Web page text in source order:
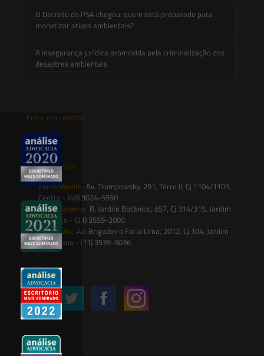
O Decreto do PSA chegou: quem está preparado para
monetizar ativos ambientais?
A insegurança jurídica promovida pela criminalização dos
desastres ambientais
Entre em contato
contato@saesadvogados.com.br
Onde estamos
Florianópolis: Av. Trompowsky, 291, Torre II, Cj 1104/1105,
Centro - (48) 3024-5590
Rio de Janeiro: R. Jardim Botânico, 657, Cj 314/315, Jardim
Botânico - (21) 3559-2005
São Paulo: Av. Brigadeiro Faria Lima, 2012, Cj 104, Jardim
Paulistano - (11) 3539-9036
Siga-nos